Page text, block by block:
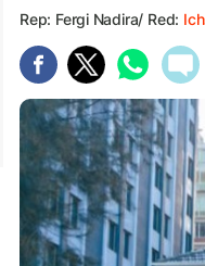
Rep: Fergi Nadira/ Red: